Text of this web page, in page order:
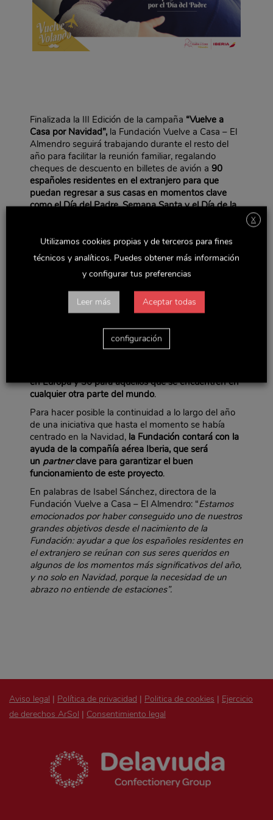
Finalizada la III Edición de la campaña “Vuelve a
Casa por Navidad”, la Fundación Vuelve a Casa – El
Almendro seguirá trabajando durante el resto del
año para facilitar la reunión familiar, regalando
cheques de descuento en billetes de avión a 90
españoles residentes en el extranjero para que
puedan regresar a sus casas en momentos clave
como el Día del Padre, Semana Santa y el Día de la
Desde hoy día 1 de febrero,
los interesados en
ganar una “vuelta a casa” deberán acceder a la
webhttps://fundacionvuelveacasa.org/y registrarse
promoción vigente en cada momento
dónde y cuándo viajarán. Una vez lo hagan, tendrán
que compartir la participación en su perfil de
seguidores. Si su candidatura está entre las más
votadas, recibirán de manos de la Fundación una de
en Europa y 30 para aquellos que se encuentren en
cualquier otra parte del mundo.
Para hacer posible la continuidad a lo largo del año
de una iniciativa que hasta el momento se había
centrado en la Navidad, la Fundación contará con la
ayuda de la compañía aérea Iberia, que será
un partnerclave para garantizar el buen
funcionamiento de este proyecto.
En palabras de Isabel Sánchez, directora de la
Fundación Vuelve a Casa – El Almendro: “Estamos
emocionados por haber conseguido uno de nuestros
grandes objetivos desde el nacimiento de la
Fundación: ayudar a que los españoles residentes en
el extranjero se reúnan con sus seres queridos en
algunos de los momentos más significativos del año,
y no solo en Navidad, porque la necesidad de un
abrazo no entiende de estaciones”.
Aviso legal | Política de privacidad | Politica de cookies | Ejercicio
de derechos ArSol | Consentimiento legal
X
Utilizamos cookies propias y de terceros para fines
técnicos y analíticos. Puedes obtener más información
y configurar tus preferencias
Leer más Aceptar todas
configuración